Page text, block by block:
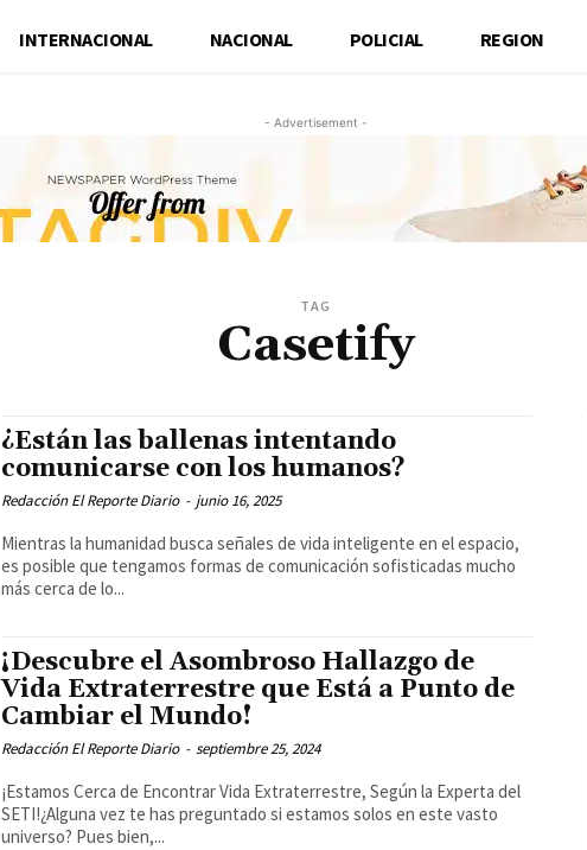
INTERNACIONAL NACIONAL POLICIAL REGION
- Advertisement -
TAG
Casetify
¿Están las ballenas intentando
comunicarse con los humanos?
Redacción El Reporte Diario - junio 16, 2025
Mientras la humanidad busca señales de vida inteligente en el espacio,
es posible que tengamos formas de comunicación sofisticadas mucho
más cerca de lo...
¡Descubre el Asombroso Hallazgo de
Vida Extraterrestre que Está a Punto de
Cambiar el Mundo!
Redacción El Reporte Diario - septiembre 25, 2024
¡Estamos Cerca de Encontrar Vida Extraterrestre, Según la Experta del
SETI!¿Alguna vez te has preguntado si estamos solos en este vasto
universo? Pues bien,...